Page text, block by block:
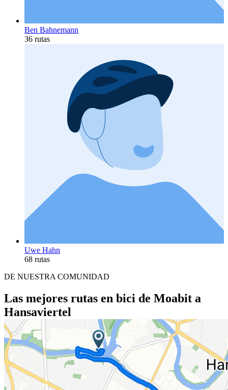
Ben Bahnemann
36 rutas
Uwe Hahn
68 rutas
DE NUESTRA COMUNIDAD
Las mejores rutas en bici de Moabit a
Hansaviertel